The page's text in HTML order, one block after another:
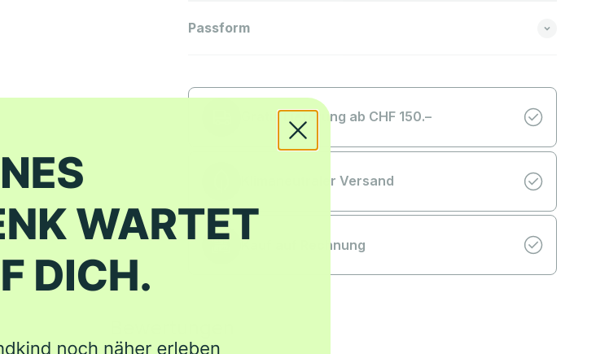
Passform
Gratis Lieferung ab CHF 150.–
Klimaneutraler Versand
Kauf auf Rechnung